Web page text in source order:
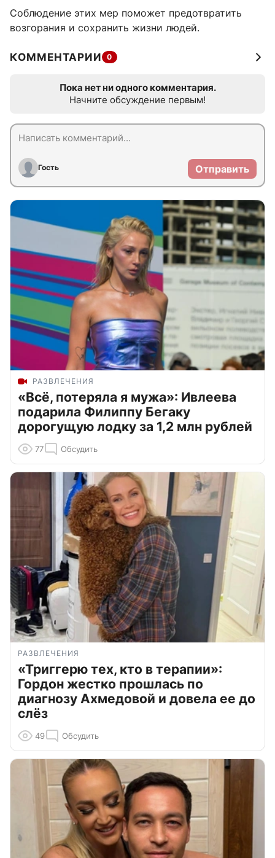
Соблюдение этих мер поможет предотвратить
возгорания и сохранить жизни людей.
КОММЕНТАРИИ 0
Пока нет ни одного комментария.
Начните обсуждение первым!
Гость Отправить
РАЗВЛЕЧЕНИЯ
«Всё, потеряла я мужа»: Ивлеева
подарила Филиппу Бегаку
дорогущую лодку за 1,2 млн рублей
77 Обсудить
РАЗВЛЕЧЕНИЯ
«Триггерю тех, кто в терапии»:
Гордон жестко прошлась по
диагнозу Ахмедовой и довела ее до
слёз
49 Обсудить